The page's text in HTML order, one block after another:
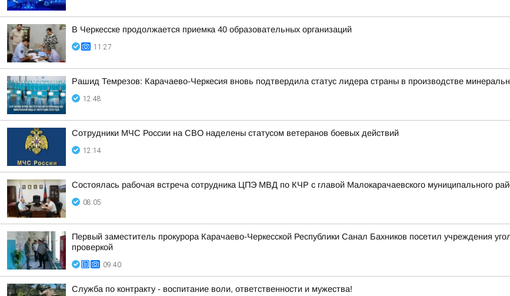
В Черкесске продолжается приемка 40 образовательных организаций
11:27
Рашид Темрезов: Карачаево-Черкесия вновь подтвердила статус лидера страны в производстве
12:48
Сотрудники МЧС России на СВО наделены статусом ветеранов боевых действий
12:14
Состоялась рабочая встреча сотрудника ЦПЭ МВД по КЧР с главой Малокарачаевского муниципального
08:05
Первый заместитель прокурора Карачаево-Черкесской Республики Санал Бахников посетил учреждения
проверкой
09:40
Служба по контракту - воспитание воли, ответственности и мужества!